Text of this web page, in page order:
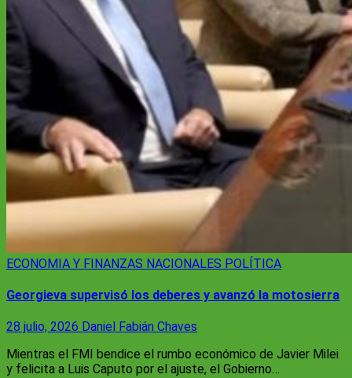
ECONOMIA Y FINANZAS NACIONALES POLÍTICA
Georgieva supervisó los deberes y avanzó la motosierra
28 julio, 2026 Daniel Fabián Chaves
Mientras el FMI bendice el rumbo económico de Javier Milei
y felicita a Luis Caputo por el ajuste, el Gobierno…